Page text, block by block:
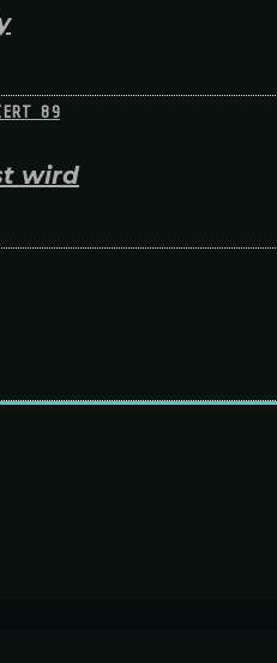
wird